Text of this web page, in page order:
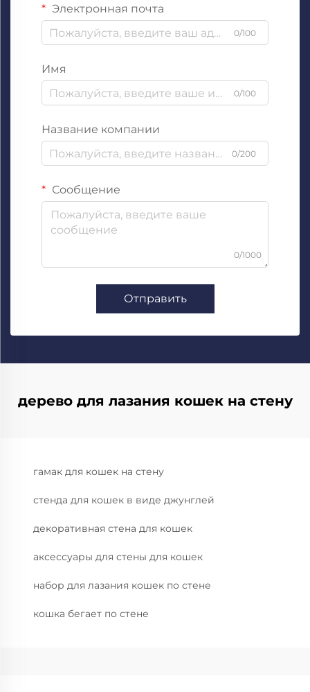
Электронная почта
0/100
Имя
0/100
Название компании
0/200
Сообщение
0/1000
Отправить
дерево для лазания кошек на стену
гамак для кошек на стену
стенда для кошек в виде джунглей
декоративная стена для кошек
аксессуары для стены для кошек
набор для лазания кошек по стене
кошка бегает по стене